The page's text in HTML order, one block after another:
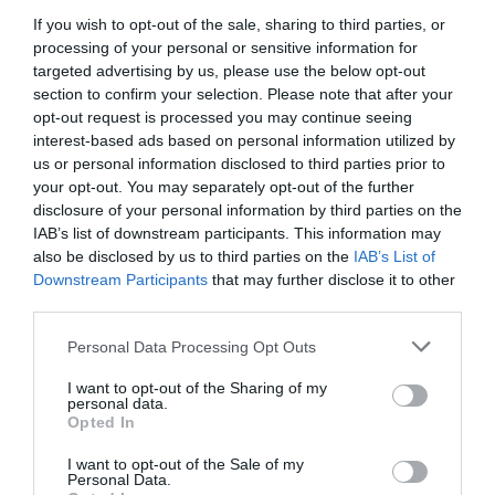
If you wish to opt-out of the sale, sharing to third parties, or
processing of your personal or sensitive information for
targeted advertising by us, please use the below opt-out
section to confirm your selection. Please note that after your
opt-out request is processed you may continue seeing
interest-based ads based on personal information utilized by
us or personal information disclosed to third parties prior to
your opt-out. You may separately opt-out of the further
disclosure of your personal information by third parties on the
IAB’s list of downstream participants. This information may
also be disclosed by us to third parties on the IAB’s List of
Downstream Participants that may further disclose it to other
Personal Data Processing Opt Outs
I want to opt-out of the Sharing of my
personal data.
Opted In
I want to opt-out of the Sale of my
Personal Data.
prétexte pour servir leurs intérêts et leur cupidité ou
comment ils ont fait changé les règles ETOPS pour favoriser
leur propres avions alors que c’est Airbus qui a crée les gros
porteurs bi-moteurs ne l’oublions pas et même si certains
fans de Boeing osent prétendre le contraire
L’UE devra rester vigilante car dès que leur situation
économique se compliquera les Amerloques reviendront à la
charge et essaieront de la rouler dans la farine l’apparent
statu quo démocrate actuel n’est qu’un leurre : La secte des
néo-conservateurs a noyauté verrouillé les institutions
Américaines et dès que les revanchards Trumpistes ou
républicains reviendront au pouvoir tout recommencera
RÉPONDRE
Malkoa commenté :
Quand on se rend coup pour coup, et qu’on finit par se rendre
compte qu’on est pas si fort qu’on ne le croyait, on se met à